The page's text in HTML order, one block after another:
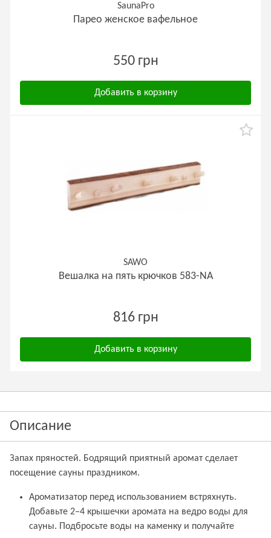
SaunaPro
Парео женское вафельное
550 грн
Добавить в корзину
SAWO
Вешалка на пять крючков 583-NA
816 грн
Добавить в корзину
Описание
Запах пряностей. Бодрящий приятный аромат сделает
посещение сауны праздником.
Ароматизатор перед использованием встряхнуть.
Добавьте 2–4 крышечки аромата на ведро воды для
сауны. Подбросьте воды на каменку и получайте